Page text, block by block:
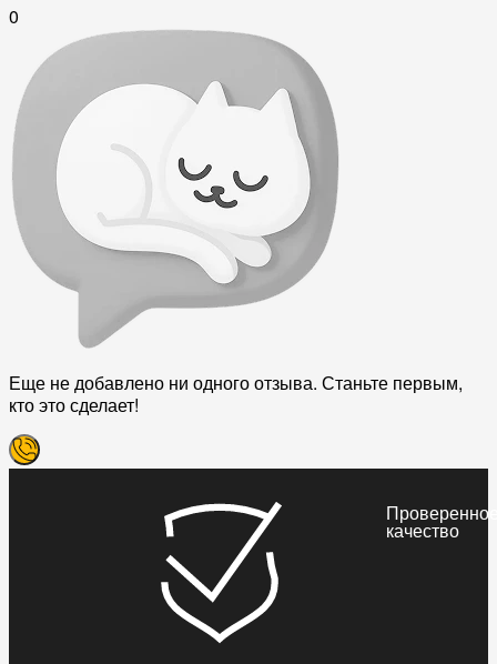
0
Еще не добавлено ни одного отзыва. Станьте первым,
кто это сделает!
качество